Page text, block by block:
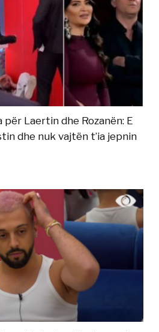
për Laertin dhe Rozanën: E
dhe nuk vajtën t’ia jepnin